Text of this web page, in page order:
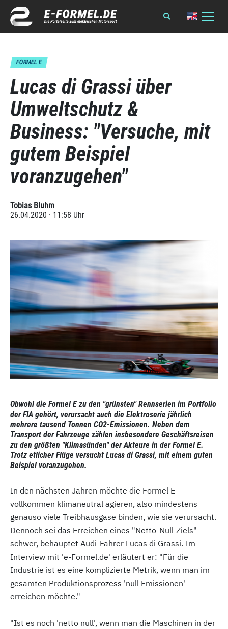
FORMEL E
Lucas di Grassi über
Umweltschutz &
Business: "Versuche, mit
gutem Beispiel
voranzugehen"
Tobias Bluhm
26.04.2020 · 11:58 Uhr
Obwohl die Formel E zu den "grünsten" Rennserien im Portfolio
der FIA gehört, verursacht auch die Elektroserie jährlich
mehrere tausend Tonnen CO2-Emissionen. Neben dem
Transport der Fahrzeuge zählen insbesondere Geschäftsreisen
zu den größten "Klimasünden" der Akteure in der Formel E.
Trotz etlicher Flüge versucht Lucas di Grassi, mit einem guten
Beispiel voranzugehen.
In den nächsten Jahren möchte die Formel E
vollkommen klimaneutral agieren, also mindestens
genauso viele Treibhausgase binden, wie sie verursacht.
Dennoch sei das Erreichen eines "Netto-Null-Ziels"
schwer, behauptet Audi-Fahrer Lucas di Grassi. Im
Interview mit 'e-Formel.de' erläutert er: "Für die
Industrie ist es eine komplizierte Metrik, wenn man im
gesamten Produktionsprozess 'null Emissionen'
erreichen möchte."
"Ist es noch 'netto null', wenn man die Maschinen in der